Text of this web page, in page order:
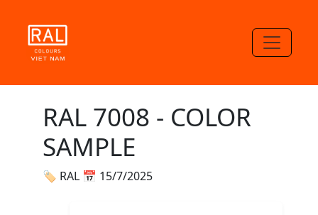
RAL 7008 - COLOR
SAMPLE
🏷 RAL 📅 15/7/2025